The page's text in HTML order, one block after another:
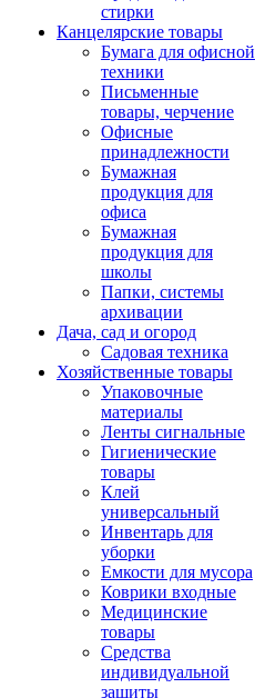
стирки
Канцелярские товары
Бумага для офисной
техники
Письменные
товары, черчение
Офисные
принадлежности
Бумажная
продукция для
офиса
Бумажная
продукция для
школы
Папки, системы
архивации
Дача, сад и огород
Садовая техника
Хозяйственные товары
Упаковочные
материалы
Ленты сигнальные
Гигиенические
товары
Клей
универсальный
Инвентарь для
уборки
Емкости для мусора
Коврики входные
Медицинские
товары
Средства
индивидуальной
защиты